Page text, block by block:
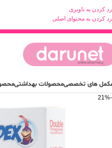
رد کردن به ناوبری
رد کردن به محتوای اصلی
های تخصصیمحصولات بهداشتی
-21%